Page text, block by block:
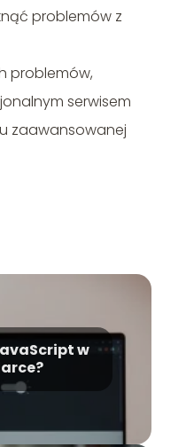
problemów z
problemów,
serwisem
zaawansowanej
w